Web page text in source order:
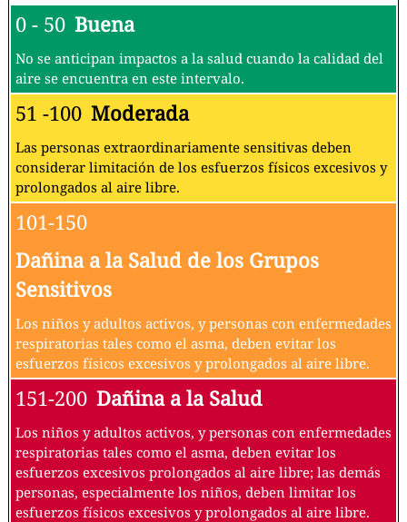
0 - 50 Buena
No se anticipan impactos a la salud cuando la calidad del
aire se encuentra en este intervalo.
51 -100 Moderada
Las personas extraordinariamente sensitivas deben
considerar limitación de los esfuerzos físicos excesivos y
prolongados al aire libre.
101-150
Dañina a la Salud de los Grupos
Sensitivos
Los niños y adultos activos, y personas con enfermedades
respiratorias tales como el asma, deben evitar los
esfuerzos físicos excesivos y prolongados al aire libre.
151-200 Dañina a la Salud
Los niños y adultos activos, y personas con enfermedades
respiratorias tales como el asma, deben evitar los
esfuerzos excesivos prolongados al aire libre; las demás
personas, especialmente los niños, deben limitar los
esfuerzos físicos excesivos y prolongados al aire libre.